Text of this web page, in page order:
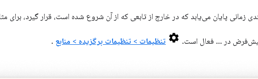
زمانی پایان می‌یابد که در خارج از تابعی که از آن شروع شده است، قرار گیرد، برای
پیش‌فرض در ... فعال است. تنظیمات > تنظیمات برگزیده > منابع .